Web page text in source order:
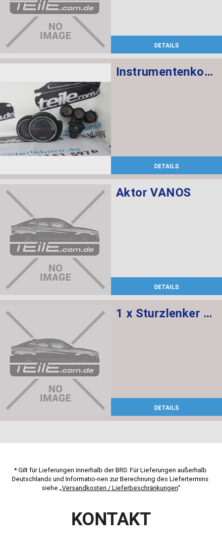
DETAILS
Instrumentenkombination KMH Chrono Paket
DETAILS
Aktor VANOS
DETAILS
1 x Sturzlenker mit Gummilager, 1 x Abdeckung rechts
DETAILS
* Gilt für Lieferungen innerhalb der BRD. Für Lieferungen außerhalb
Deutschlands und Informatio-nen zur Berechnung des Liefertermins
siehe „Versandkosten / Lieferbeschränkungen“
KONTAKT